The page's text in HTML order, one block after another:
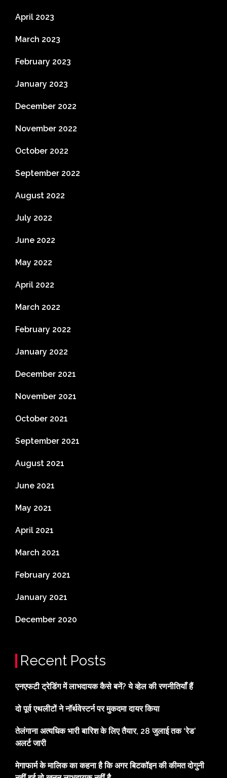
April 2023
March 2023
February 2023
January 2023
December 2022
November 2022
October 2022
September 2022
August 2022
July 2022
June 2022
May 2022
April 2022
March 2022
February 2022
January 2022
December 2021
November 2021
October 2021
September 2021
August 2021
June 2021
May 2021
April 2021
March 2021
February 2021
January 2021
December 2020
Recent Posts
एनएफटी ट्रेडिंग में लाभदायक कैसे बनें? ये व्हेल की रणनीतियाँ हैं
दो पूर्व एथलीटों ने नॉर्थवेस्टर्न पर मुकदमा दायर किया
तेलंगाना अत्यधिक भारी बारिश के लिए तैयार, 28 जुलाई तक ‘रेड’
अलर्ट जारी
मेगाफार्म के मालिक का कहना है कि अगर बिटकॉइन की कीमत दोगुनी